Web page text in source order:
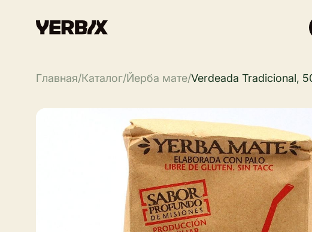
Главная/Каталог/Йерба мате/Verdeada Tradicional,